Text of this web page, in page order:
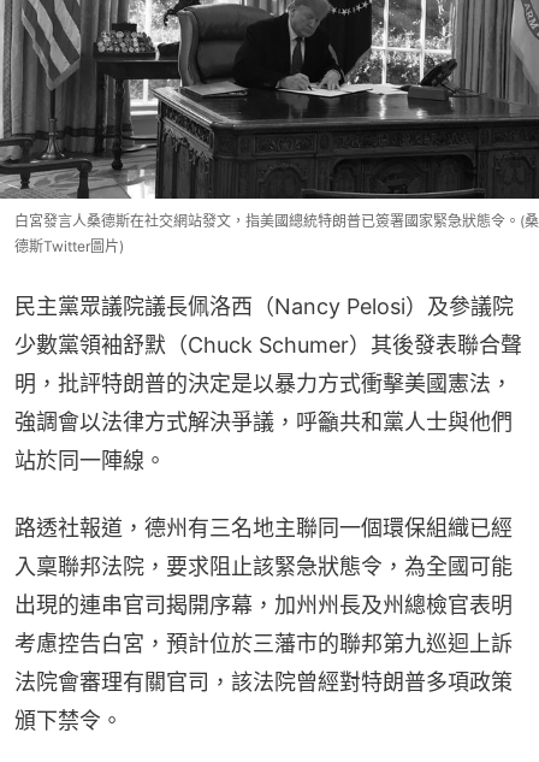
白宮發言人桑德斯在社交網站發文，指美國總統特朗普已簽署國家緊急狀態令。(桑
德斯Twitter圖片)
民主黨眾議院議長佩洛西（Nancy Pelosi）及參議院
少數黨領袖舒默（Chuck Schumer）其後發表聯合聲
明，批評特朗普的決定是以暴力方式衝擊美國憲法，
強調會以法律方式解決爭議，呼籲共和黨人士與他們
站於同一陣線。
路透社報道，德州有三名地主聯同一個環保組織已經
入稟聯邦法院，要求阻止該緊急狀態令，為全國可能
出現的連串官司揭開序幕，加州州長及州總檢官表明
考慮控告白宮，預計位於三藩市的聯邦第九巡迴上訴
法院會審理有關官司，該法院曾經對特朗普多項政策
頒下禁令。